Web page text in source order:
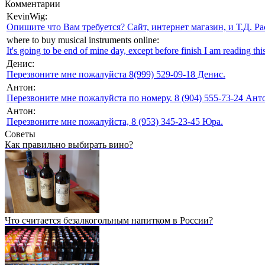
Комментарии
KevinWig:
Опишите что Вам требуется? Сайт, интернет магазин, и Т.Д.
where to buy musical instruments online:
It's going to be end of mine day, except before finish I am reading
Денис:
Перезвоните мне пожалуйста 8(999) 529-09-18 Денис.
Антон:
Перезвоните мне пожалуйста по номеру. 8 (904) 555-73-24
Антон:
Перезвоните мне пожалуйста, 8 (953) 345-23-45 Юра.
Советы
Как правильно выбирать вино?
Что считается безалкогольным напитком в России?